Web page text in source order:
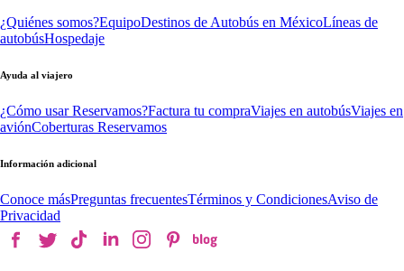
¿Quiénes somos?EquipoDestinos de Autobús en MéxicoLíneas de
autobúsHospedaje
Ayuda al viajero
¿Cómo usar Reservamos?Factura tu compraViajes en autobúsViajes en
aviónCoberturas Reservamos
Información adicional
Conoce másPreguntas frecuentesTérminos y CondicionesAviso de
Privacidad